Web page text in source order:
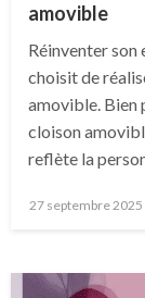
amovible
Réinventer son
choisit de
amovible. Bien
cloison
reflète la
Posted
27 septembre 2025